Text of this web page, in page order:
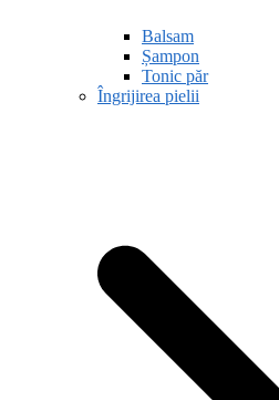
Balsam
Șampon
Tonic păr
Îngrijirea pielii